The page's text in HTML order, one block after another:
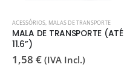
ACESSÓRIOS, MALAS DE TRANSPORTE
MALA DE TRANSPORTE (ATÉ
11.6”)
1,58 € (IVA Incl.)